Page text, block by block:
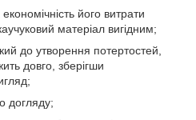
економічність його витрати
матеріал вигідним;
до утворення потертостей,
довго, зберігши
догляду;